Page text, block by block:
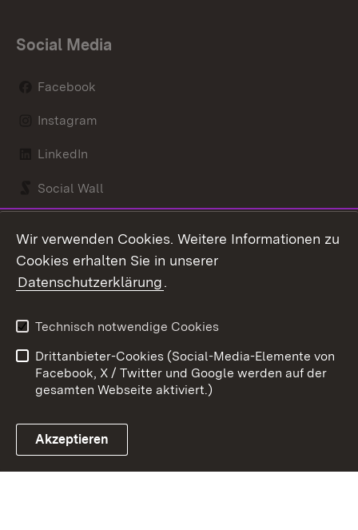
Social Media
Facebook
Instagram
LinkedIn
Social Wall
Link zum Landesportal
Kontakt
Barrierefreiheit
Impressum
Cookies
Wir verwenden Cookies. Weitere Informationen zu
Cookies erhalten Sie in unserer
Datenschutzerklärung.
Technisch notwendige Cookies
Drittanbieter-Cookies (Social-Media-Elemente von
Facebook, X / Twitter und Google werden auf der
gesamten Webseite aktiviert.)
Akzeptieren